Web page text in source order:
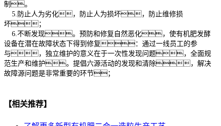
制。
5.防止人为劣化，防止人为损坏，防止维修损
坏；
6.不断发现。预防和修复自然恶化，使有机肥发酵
设备在潜在故障状态下得到修复：通过一线员工的参
与，独立维护的意义在于一次性发现问题，全面规
范生产和维护。提倡六源活动的发现和清除，解决
故障源问题是非常重要的环节；
【相关推荐】